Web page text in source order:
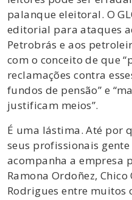
palanque eleitoral. O
editorial para ataques
Petrobrás e aos
com o conceito de que
reclamações contra
fundos de pensão” e
justificam meios”.
É uma lástima. Até por
seus profissionais
acompanha a empresa
Ramona Ordoñez,
Rodrigues entre